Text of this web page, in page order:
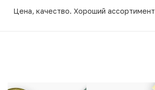
Цена, качество. Хороший ассортимент